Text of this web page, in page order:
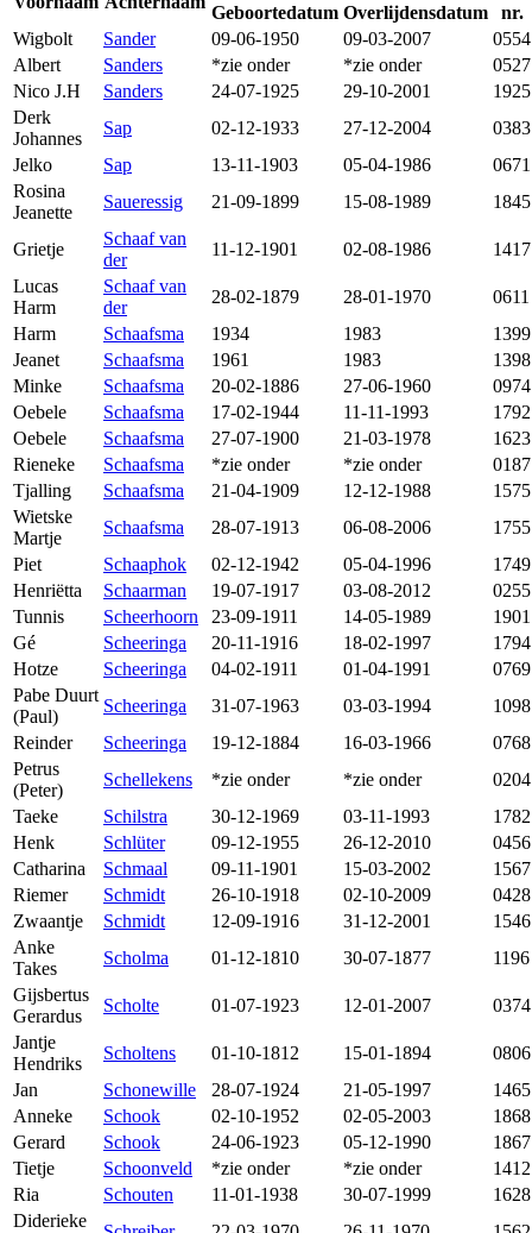
Geboortedatum Overlijdensdatum
nr.
Wigbolt
Sander 09-06-1950 09-03-2007
0554
Albert
Sanders *zie onder *zie onder
0527
Nico J.H
Sanders 24-07-1925 29-10-2001
1925
Derk
Johannes
Sap 02-12-1933 27-12-2004
0383
Jelko
Sap 13-11-1903 05-04-1986
0671
Rosina
Jeanette
Saueressig 21-09-1899 15-08-1989 1845
Grietje
Schaaf van
der
11-12-1901 02-08-1986
1417
Lucas
Harm
Schaaf van
der
28-02-1879 28-01-1970
0611
Harm
Schaafsma 1934 1983
1399
Jeanet
Schaafsma 1961 1983
1398
Minke
Schaafsma 20-02-1886 27-06-1960
0974
Oebele
Schaafsma 17-02-1944 11-11-1993
1792
Oebele
Schaafsma 27-07-1900 21-03-1978
1623
Rieneke
Schaafsma *zie onder *zie onder
0187
Tjalling
Schaafsma 21-04-1909 12-12-1988
1575
Wietske
Martje
Schaafsma 28-07-1913 06-08-2006
1755
Piet
Schaaphok 02-12-1942 05-04-1996
1749
Henriëtta
Schaarman 19-07-1917 03-08-2012
0255
Tunnis
Scheerhoorn 23-09-1911 14-05-1989
1901
Gé
Scheeringa 20-11-1916 18-02-1997
1794
Hotze
Scheeringa 04-02-1911 01-04-1991
0769
Pabe Duurt
(Paul)
Scheeringa 31-07-1963 03-03-1994
1098
Reinder
Scheeringa 19-12-1884 16-03-1966
0768
Petrus
(Peter)
Schellekens *zie onder *zie onder
0204
Taeke
Schilstra 30-12-1969 03-11-1993
1782
Henk
Schlüter 09-12-1955 26-12-2010
0456
Catharina
Schmaal 09-11-1901 15-03-2002
1567
Riemer
Schmidt 26-10-1918 02-10-2009
0428
Zwaantje
Schmidt 12-09-1916 31-12-2001
1546
Anke
Takes
Scholma 01-12-1810 30-07-1877
1196
Gijsbertus
Gerardus
Scholte 01-07-1923 12-01-2007
0374
Jantje
Hendriks
Scholtens 01-10-1812 15-01-1894
0806
Jan
Schonewille 28-07-1924 21-05-1997
1465
Anneke
Schook 02-10-1952 02-05-2003
1868
Gerard
Schook 24-06-1923 05-12-1990
1867
Tietje
Schoonveld *zie onder *zie onder
1412
Ria
Schouten 11-01-1938 30-07-1999
1628
Diderieke